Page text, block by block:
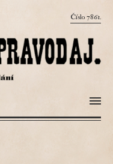
Číslo 7861.